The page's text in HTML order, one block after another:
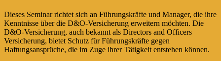
Dieses Seminar richtet sich an Führungskräfte und Manager, die ihre
Kenntnisse über die D&O-Versicherung erweitern möchten. Die
D&O-Versicherung, auch bekannt als Directors and Officers
Versicherung, bietet Schutz für Führungskräfte gegen
Haftungsansprüche, die im Zuge ihrer Tätigkeit entstehen können.